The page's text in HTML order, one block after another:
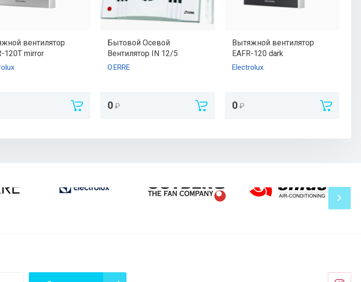
вентилятор
120T mirror
Бытовой Осевой
Вентилятор IN 12/5
O.ERRE
0 ₽
Вытяжной вентилятор
EAFR-120 dark
Electrolux
0 ₽